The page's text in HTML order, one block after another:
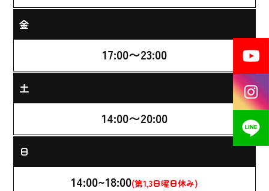
金
17:00〜23:00
土
14:00〜20:00
日
14:00~18:00(第1,3日曜日休み)